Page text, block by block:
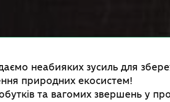
неабияких зусиль для
природних екосистем!
та вагомих звершень у